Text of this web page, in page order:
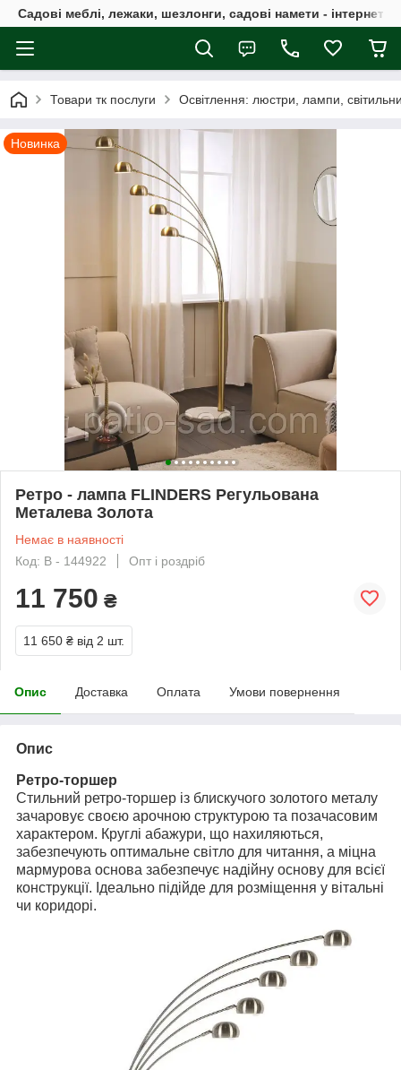
Садові меблі, лежаки, шезлонги, садові намети - інтернет-
Товари тк послуги Освітлення: люстри, лампи,
Новинка
Ретро - лампа FLINDERS Регульована
Металева Золота
Немає в наявності
Код: В - 144922
Опт і роздріб
11 750 ₴
11 650 ₴ від 2 шт.
Опис Доставка Оплата Умови повернення
Опис
Ретро-торшер
Стильний ретро-торшер із блискучого золотого металу
зачаровує своєю арочною структурою та позачасовим
характером. Круглі абажури, що нахиляються,
забезпечують оптимальне світло для читання, а міцна
мармурова основа забезпечує надійну основу для всієї
конструкції. Ідеально підійде для розміщення у вітальні
чи коридорі.